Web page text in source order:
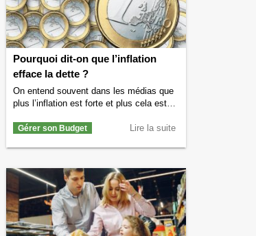
exceptionnelle) ? →
Pourquoi dit-on que l’inflation
efface la dette ?
On entend souvent dans les médias que
plus l’inflation est forte et plus cela est
dette publique d’un pays. Si vous
notamment la dette de la France …
Continuer la lecture dePourquoi dit-on
que l’inflation efface la dette ? →
Lire la suite
Gérer son Budget